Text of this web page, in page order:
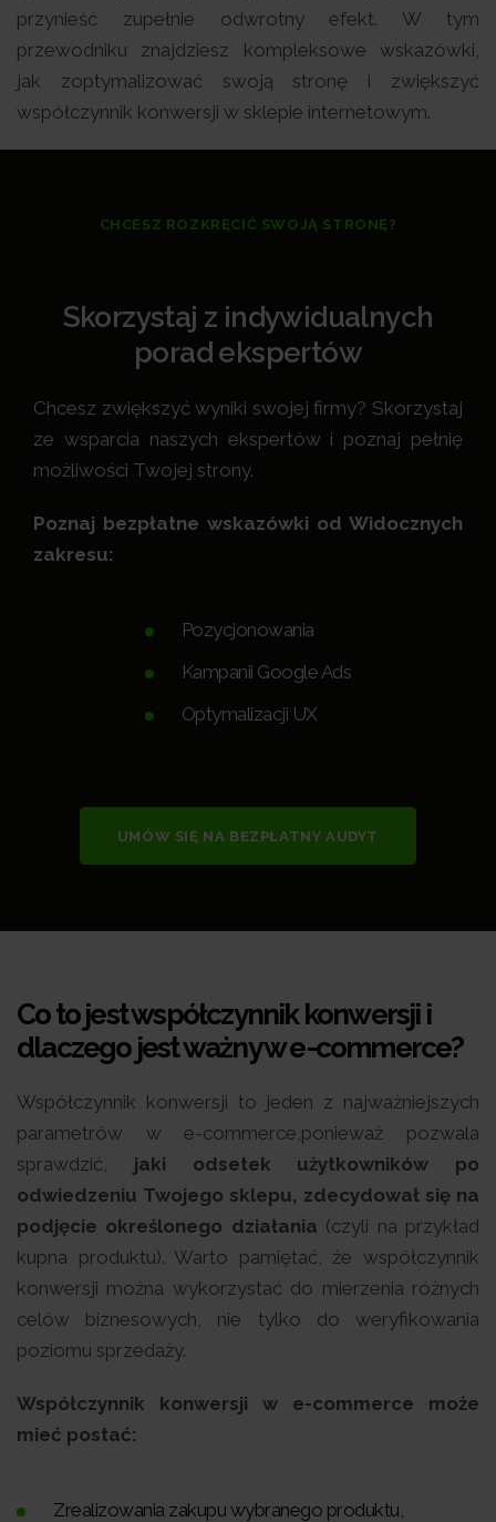
przynieść zupełnie odwrotny efekt. W tym
przewodniku znajdziesz kompleksowe wskazówki,
jak zoptymalizować swoją stronę i zwiększyć
współczynnik konwersji w sklepie internetowym.
CHCESZ ROZKRĘCIĆ SWOJĄ STRONĘ?
Skorzystaj z indywidualnych
porad ekspertów
Chcesz zwiększyć wyniki swojej firmy? Skorzystaj
ze wsparcia naszych ekspertów i poznaj pełnię
możliwości Twojej strony.
Poznaj bezpłatne wskazówki od Widocznych
zakresu:
Pozycjonowania
Kampanii Google Ads
Optymalizacji UX
UMÓW SIĘ NA BEZPŁATNY AUDYT
Co to jest współczynnik konwersji i
dlaczego jest ważny w e-commerce?
Współczynnik konwersji to jeden z najważniejszych
parametrów w e-commerce,ponieważ pozwala
sprawdzić, jaki odsetek użytkowników po
odwiedzeniu Twojego sklepu, zdecydował się na
podjęcie określonego działania (czyli na przykład
kupna produktu). Warto pamiętać, że współczynnik
konwersji można wykorzystać do mierzenia różnych
celów biznesowych, nie tylko do weryfikowania
poziomu sprzedaży.
Współczynnik konwersji w e-commerce może
mieć postać:
Zrealizowania zakupu wybranego produktu,